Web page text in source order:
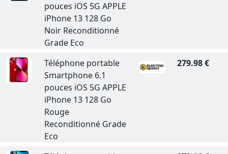
pouces iOS 5G APPLE
iPhone 13 128 Go
Noir Reconditionné
Grade Eco
Téléphone portable
Smartphone 6.1
pouces iOS 5G APPLE
iPhone 13 128 Go
Rouge
Reconditionné Grade
Eco
279.98 €